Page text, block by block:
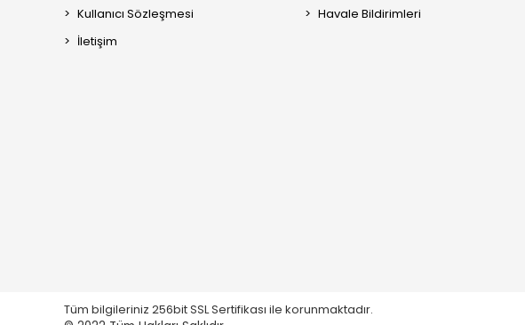
Kullanıcı Sözleşmesi
İletişim
Havale Bildirimleri
Tüm bilgileriniz 256bit SSL Sertifikası ile korunmaktadır.